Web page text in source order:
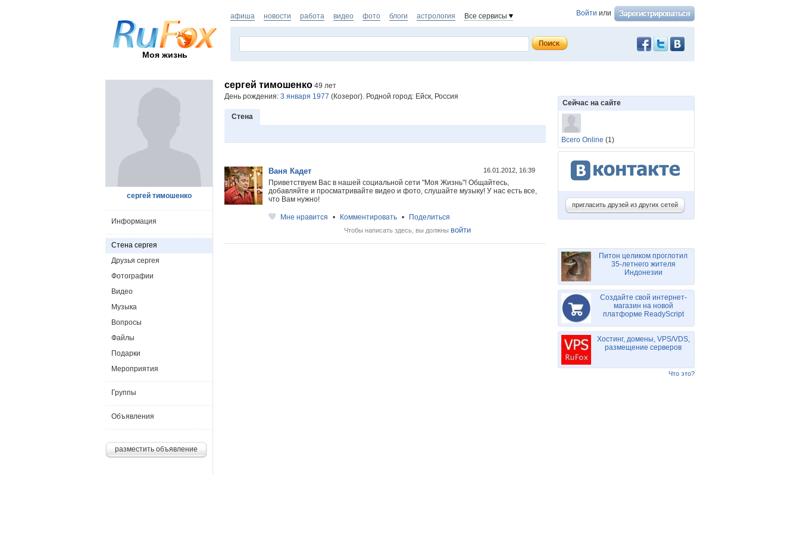
Моя жизнь
Войти или
афиша новости работа видео фото блоги астрология Все сервисы
сергей тимошенко 49 лет
День рождения: 3 января 1977 (Козерог). Родной город: Ейск, Россия
Стена
16.01.2012, 16:39
Ваня Кадет
Приветствуем Вас в нашей социальной сети "Моя Жизнь"! Общайтесь,
добавляйте и просматривайте видео и фото, слушайте музыку! У нас есть все,
что Вам нужно!
Мне нравится • Комментировать • Поделиться
Чтобы написать здесь, вы должны войти
сергей тимошенко
Информация
Стена сергея
Друзья сергея
Фотографии
Видео
Музыка
Вопросы
Файлы
Подарки
Мероприятия
Группы
Объявления
разместить объявление
Сейчас на сайте
Всего Online (1)
пригласить друзей из других сетей
Питон целиком проглотил
35-летнего жителя
Индонезии
Создайте свой интернет-
магазин на новой
платформе ReadyScript
Хостинг, домены, VPS/VDS,
размещение серверов
Что это?